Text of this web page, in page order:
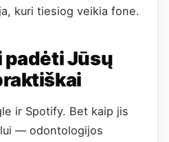
kuri tiesiog veikia fone.
padėti Jūsų
ir Spotify. Bet kaip jis
— odontologijos